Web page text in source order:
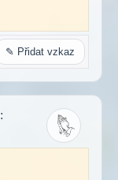
✎ Přidat vzkaz
: